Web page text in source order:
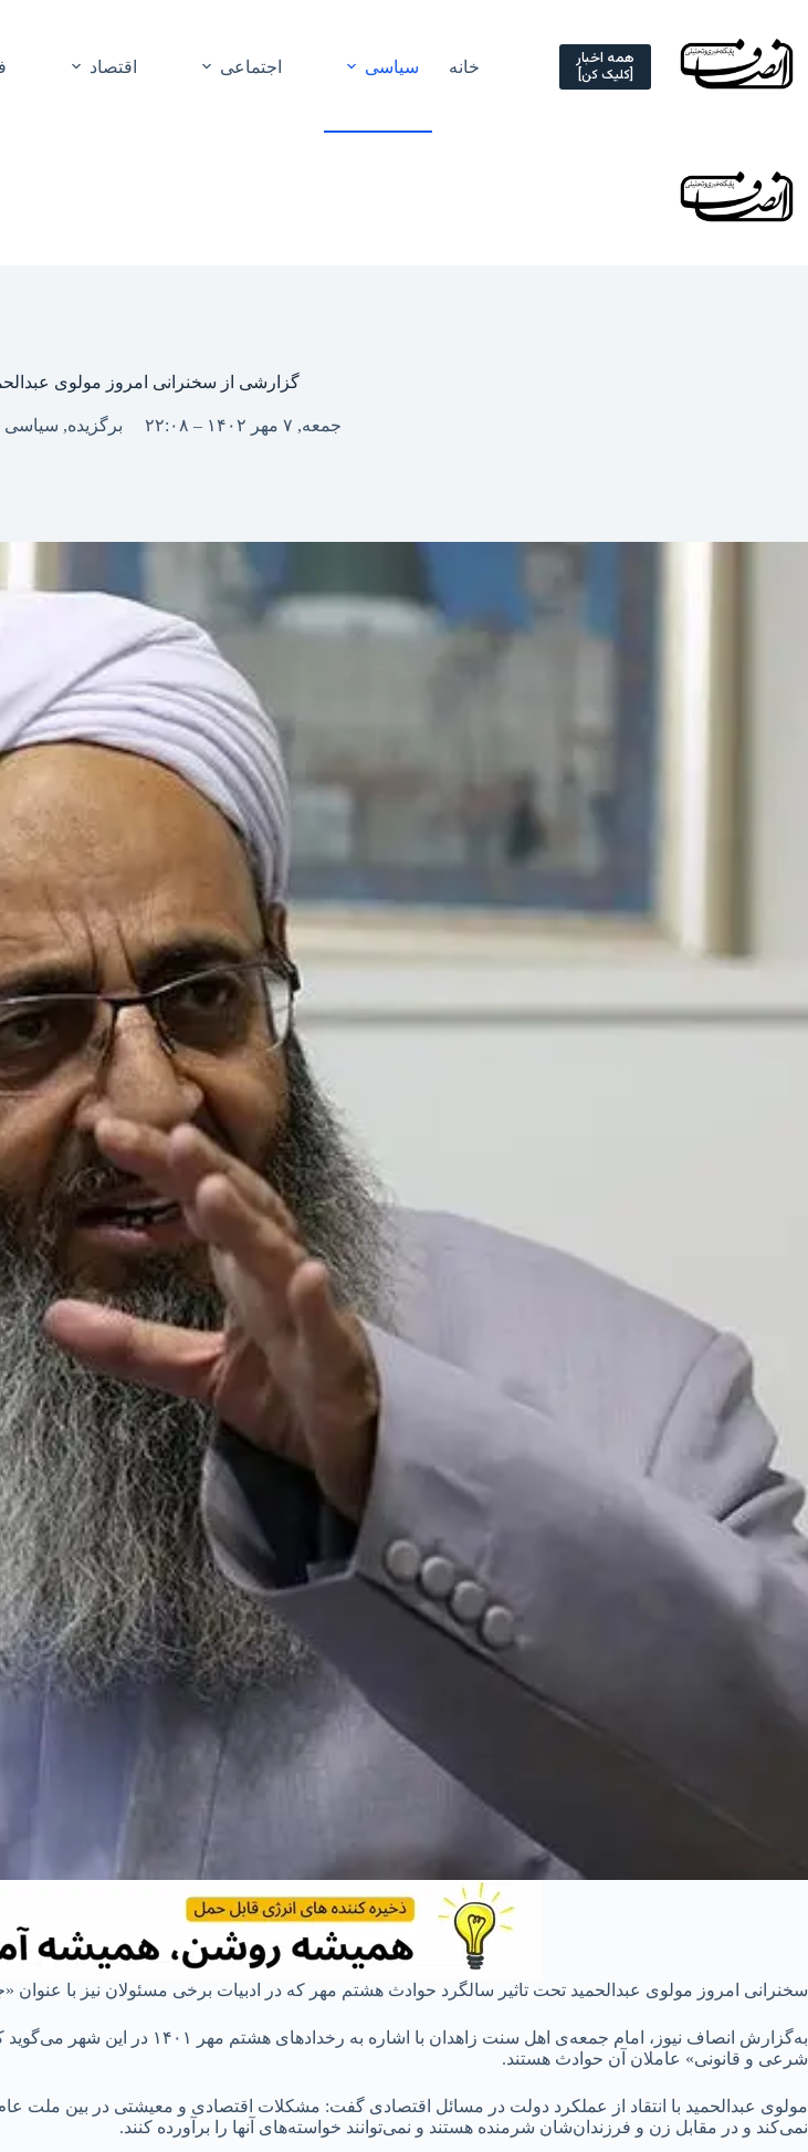
content
همه اخبار
[کلیک کن] خانه سیاسی اجتماعی اقتصاد
گزارشی از سخنرانی امروز مولوی
جمعه, ۷ مهر ۱۴۰۲ – ۲۲:۰۸ برگزیده, سیاسی
سخنرانی امروز مولوی عبدالحمید تحت تاثیر سالگرد حوادث هشتم مهر که در ادبیات برخی مسئولان نیز با
به‌گزارش انصاف نیوز، امام جمعه‌ی
شرعی و قانونی» عاملان آن حوادث هستند.
مولوی عبدالحمید با انتقاد از عملکرد دولت در مسائل اقتصادی گفت: مشکلات اقتصادی و معیشتی در بین ملت
نمی‌کند و در مقابل زن و فرزندان‌شان شرمنده هستند و نمی‌توانند خواسته‌های آنها را برآورده کنند.